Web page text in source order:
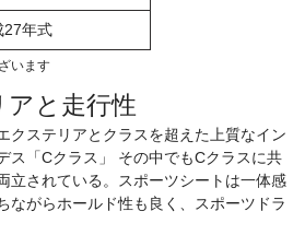
27年式
います
アと走行性
クステリアとクラスを超えた上質なイン
ス「Cクラス」 その中でもCクラスに共
立されている。スポーツシートは一体感
ながらホールド性も良く、スポーツドラ